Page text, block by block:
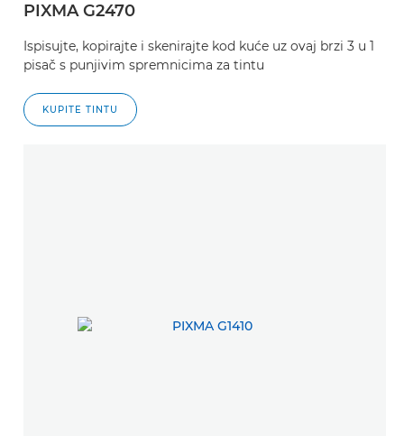
PIXMA G2470
Ispisujte, kopirajte i skenirajte kod kuće uz ovaj brzi 3 u 1
pisač s punjivim spremnicima za tintu
KUPITE TINTU